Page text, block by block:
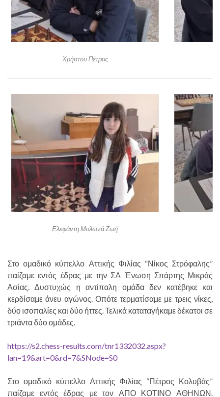
Χρήστου Πέτρος
Ελεφάντη Μυλωνά Ζωή
Στο ομαδικό κύπελλο Αττικής Φιλίας “Νίκος Στρόφαλης”
παίζαμε εντός έδρας με την ΣΑ Ένωση Σπάρτης Μικράς
Ασίας. Δυστυχώς η αντίπαλη ομάδα δεν κατέβηκε και
κερδίσαμε άνευ αγώνος. Οπότε τερματίσαμε με τρεις νίκες,
δύο ισοπαλίες και δύο ήττες. Τελικά καταταγήκαμε δέκατοι σε
τριάντα δύο ομάδες.
https://s2.chess-results.com/tnr1332032.aspx?
lan=19&art=0&rd=7&SNode=S0
Στο ομαδικό κύπελλο Αττικής Φιλίας “Πέτρος Κολυβάς”
παίζαμε εντός έδρας με τον ΑΠΟ ΚΟΤΙΝΟ ΑΘΗΝΩΝ.